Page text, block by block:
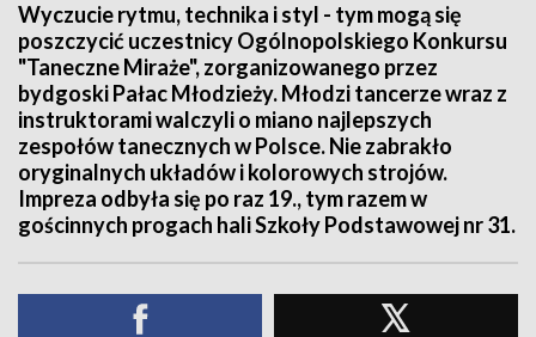
Wyczucie rytmu, technika i styl - tym mogą się
poszczycić uczestnicy Ogólnopolskiego Konkursu
"Taneczne Miraże", zorganizowanego przez
bydgoski Pałac Młodzieży. Młodzi tancerze wraz z
instruktorami walczyli o miano najlepszych
zespołów tanecznych w Polsce. Nie zabrakło
oryginalnych układów i kolorowych strojów.
Impreza odbyła się po raz 19., tym razem w
gościnnych progach hali Szkoły Podstawowej nr 31.